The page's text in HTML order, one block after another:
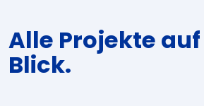
Alle Projekte
Blick.